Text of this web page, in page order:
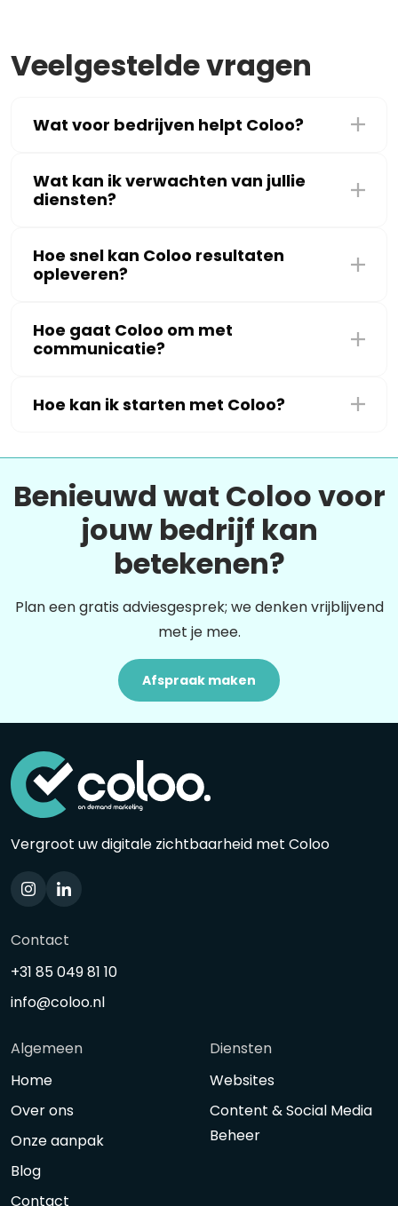
Veelgestelde vragen
Wat voor bedrijven helpt Coloo?
Wat kan ik verwachten van jullie
diensten?
Hoe snel kan Coloo resultaten
opleveren?
Hoe gaat Coloo om met
communicatie?
Hoe kan ik starten met Coloo?
Benieuwd wat Coloo voor
jouw bedrijf kan
betekenen?
Plan een gratis adviesgesprek; we denken vrijblijvend
met je mee.
Afspraak maken
Vergroot uw digitale zichtbaarheid met Coloo
Contact
+31 85 049 81 10
info@coloo.nl
Algemeen
Home
Over ons
Onze aanpak
Blog
Contact
Diensten
Websites
Content & Social Media
Beheer